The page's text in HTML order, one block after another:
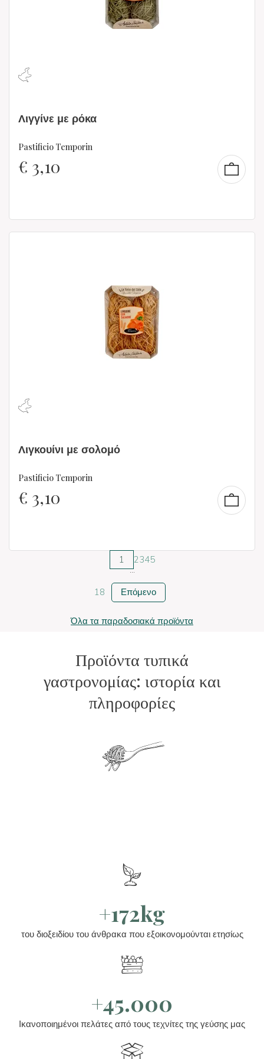
Λιγγίνε με ρόκα
Pastificio Temporin
€ 3,10
Λιγκουίνι με σολομό
Pastificio Temporin
€ 3,10
1 2345
...
18
Επόμενο
Όλα τα παραδοσιακά προϊόντα
Προϊόντα τυπικά
γαστρονομίας: ιστορία και
πληροφορίες
+172kg
του διοξειδίου του άνθρακα που εξοικονομούνται ετησίως
+45.000
Ικανοποιημένοι πελάτες από τους τεχνίτες της γεύσης μας